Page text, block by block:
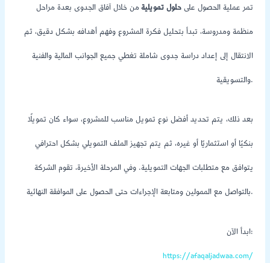
تمر عملية الحصول على حلول تمويليةمن خلال آفاق الجدوى بعدة مراحل
منظمة ومدروسة، تبدأ بتحليل فكرة المشروع وفهم أهدافه بشكل دقيق، ثم
الانتقال إلى إعداد دراسة جدوى شاملة تغطي جميع الجوانب المالية والفنية
والتسويقية.
بعد ذلك، يتم تحديد أفضل نوع تمويل مناسب للمشروع، سواء كان تمويلًا
بنكيًا أو استثماريًا أو غيره، ثم يتم تجهيز الملف التمويلي بشكل احترافي
يتوافق مع متطلبات الجهات التمويلية. وفي المرحلة الأخيرة، تقوم الشركة
بالتواصل مع الممولين ومتابعة الإجراءات حتى الحصول على الموافقة النهائية.
ابدأ الآن:
https://afaqaljadwaa.com/